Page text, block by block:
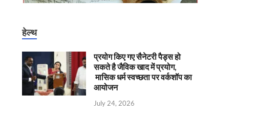
हेल्थ
प्रयोग किए गए सैनेटरी पैड्स हो
सकते है जैविक खाद में प्रयोग,
मासिक धर्म स्वच्छता पर वर्कशॉप का
आयोजन
July 24, 2026